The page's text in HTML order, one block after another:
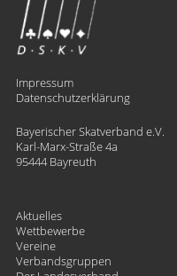
Impressum
Datenschutzerklärung
Bayerischer Skatverband e.V.
Karl-Marx-Straße 4a
95444 Bayreuth
Aktuelles
Wettbewerbe
Vereine
Verbandsgruppen